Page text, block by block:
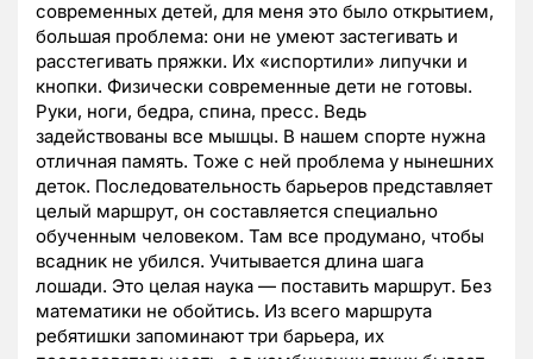
современных детей, для меня это было открытием,
большая проблема: они не умеют застегивать и
расстегивать пряжки. Их «испортили» липучки и
кнопки. Физически современные дети не готовы.
Руки, ноги, бедра, спина, пресс. Ведь
задействованы все мышцы. В нашем спорте нужна
отличная память. Тоже с ней проблема у нынешних
деток. Последовательность барьеров представляет
целый маршрут, он составляется специально
обученным человеком. Там все продумано, чтобы
всадник не убился. Учитывается длина шага
лошади. Это целая наука — поставить маршрут. Без
математики не обойтись. Из всего маршрута
ребятишки запоминают три барьера, их